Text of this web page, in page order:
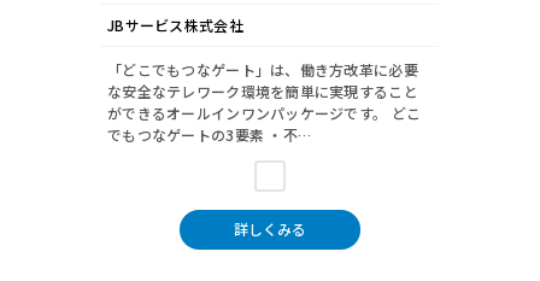
JBサービス株式会社
「どこでもつなゲート」は、働き方改革に必要
な安全なテレワーク環境を簡単に実現すること
ができるオールインワンパッケージです。 どこ
でもつなゲートの3要素 ・不…
詳しくみる